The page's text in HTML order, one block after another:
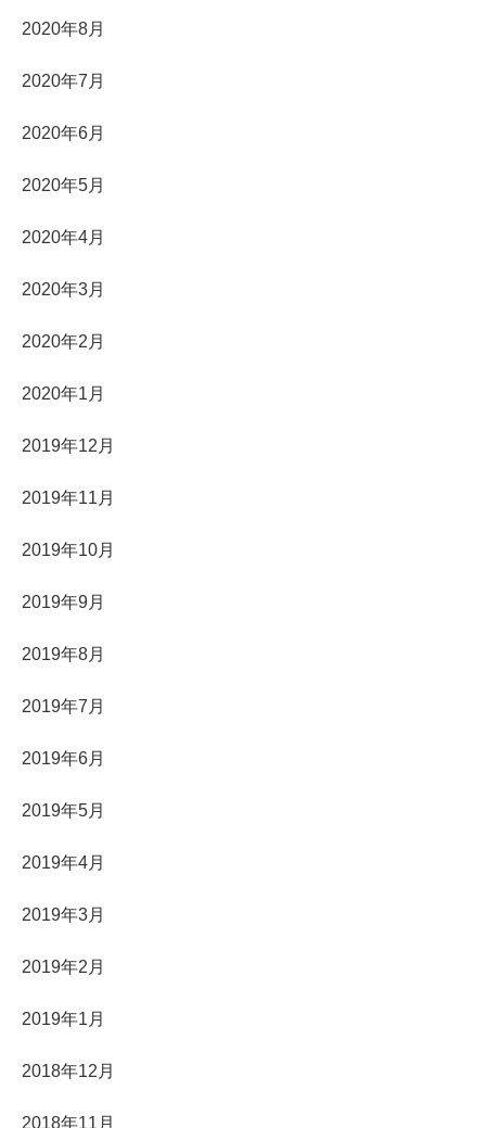
2020年8月
2020年7月
2020年6月
2020年5月
2020年4月
2020年3月
2020年2月
2020年1月
2019年12月
2019年11月
2019年10月
2019年9月
2019年8月
2019年7月
2019年6月
2019年5月
2019年4月
2019年3月
2019年2月
2019年1月
2018年12月
2018年11月